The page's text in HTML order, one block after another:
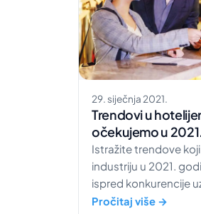
29. siječnja 2021.
Trendovi u
očekujemo u
Istražite trendove
industriju u 2021.
ispred konkurencije
predviđanja.
Pročitaj više →